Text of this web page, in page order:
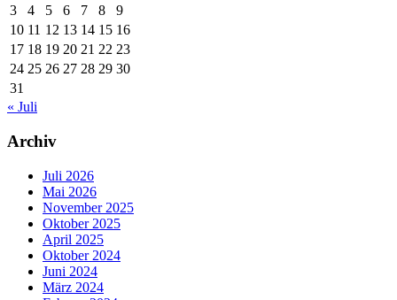
3
4 5 6 7 8
9
10 11 12 13 14 15 16
17 18 19 20 21 22 23
24 25 26 27 28 29 30
31
« Juli
Archiv
Juli 2026
Mai 2026
November 2025
Oktober 2025
April 2025
Oktober 2024
Juni 2024
März 2024